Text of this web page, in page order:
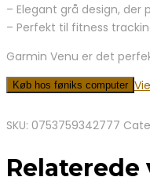
– Elegant grå design, der
– Perfekt til fitness
Garmin Venu er det
Køb hos føniks computer
SKU: 0753759342777
Relaterede